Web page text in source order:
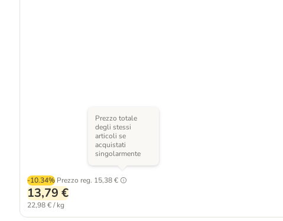
-10.34% Prezzo reg. 15,38 €
Prezzo totale
degli stessi
articoli se
acquistati
singolarmente
13,79 €
22,98 € / kg